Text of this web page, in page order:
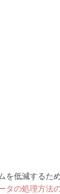
を低減するた
タの処理方法